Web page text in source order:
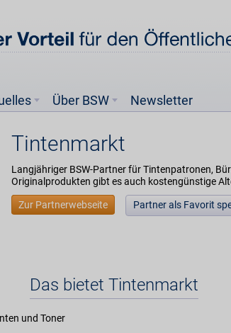
Über BSW Newsletter
Tintenmarkt
Langjähriger BSW-Partner für Tintenpatronen,
Originalprodukten gibt es auch kostengünstige
Zur Partnerwebseite Partner als Favorit
Das bietet Tintenmarkt
und Toner